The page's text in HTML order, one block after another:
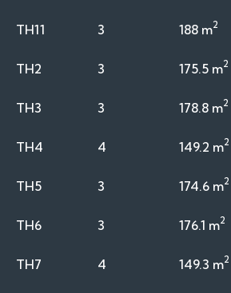
TH2 175.5 m2
3
TH3 178.8 m2
3
TH4 149.2 m2
4
TH5 174.6 m2
3
TH6 176.1 m2
3
TH7 149.3 m2
4
TH11 188 m2
3